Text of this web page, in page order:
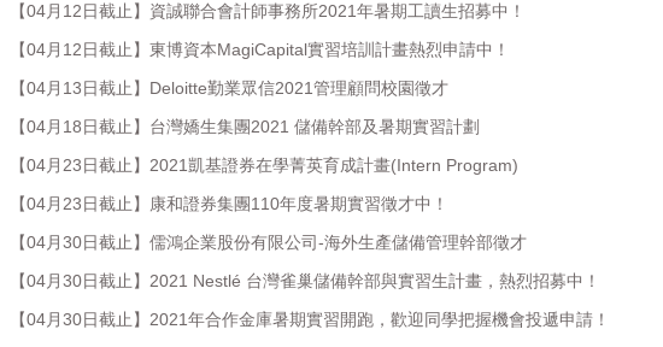
【04月12日截止】資誠聯合會計師事務所2021年暑期工讀生招募中！
【04月12日截止】東博資本MagiCapital實習培訓計畫熱烈申請中！
【04月13日截止】Deloitte勤業眾信2021管理顧問校園徵才
【04月18日截止】台灣嬌生集團2021 儲備幹部及暑期實習計劃
【04月23日截止】2021凱基證券在學菁英育成計畫(Intern Program)
【04月23日截止】康和證券集團110年度暑期實習徵才中！
【04月30日截止】儒鴻企業股份有限公司-海外生產儲備管理幹部徵才
【04月30日截止】2021 Nestlé 台灣雀巢儲備幹部與實習生計畫，熱烈招募中！
【04月30日截止】2021年合作金庫暑期實習開跑，歡迎同學把握機會投遞申請！